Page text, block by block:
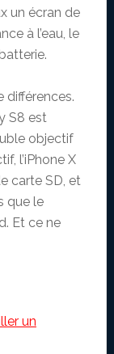
un écran de
à l’eau, le
différences.
S8 est
objectif
l’iPhone X
carte SD, et
que le
Et ce ne
un